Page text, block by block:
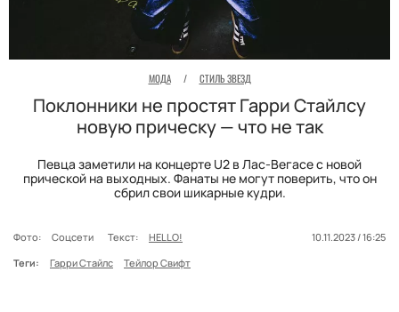
МОДА / СТИЛЬ ЗВЕЗД
Поклонники не простят Гарри Стайлсу
новую прическу — что не так
Певца заметили на концерте U2 в Лас-Вегасе с новой
прической на выходных. Фанаты не могут поверить, что он
сбрил свои шикарные кудри.
Фото: Соцсети Текст: HELLO!
10.11.2023 / 16:25
Теги:
Гарри Стайлс Тейлор Свифт